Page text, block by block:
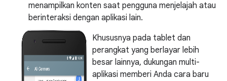
menampilkan konten saat pengguna menjelajah atau
berinteraksi dengan aplikasi lain.
Khususnya pada tablet dan
perangkat yang berlayar lebih
besar lainnya, dukungan multi-
aplikasi memberi Anda cara baru